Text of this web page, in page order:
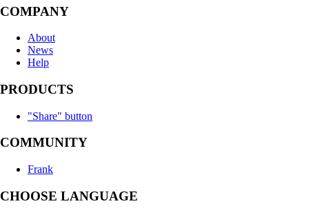
COMPANY
About
News
Help
PRODUCTS
"Share" button
COMMUNITY
Frank
CHOOSE LANGUAGE